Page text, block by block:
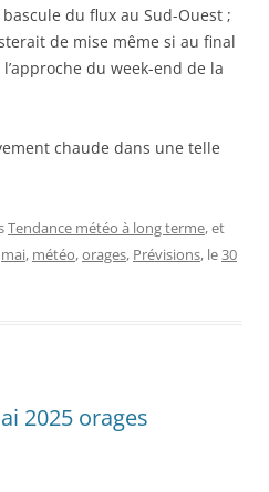
du flux au Sud-Ouest ;
de mise même si au final
du week-end de la
chaude dans une telle
Tendance météo à long terme, et
mai, météo,orages, Prévisions, le30
2025 orages